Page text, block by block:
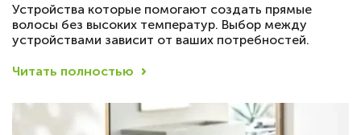
Устройства которые помогают создать прямые
волосы без высоких температур. Выбор между
устройствами зависит от ваших потребностей.
Читать полностью